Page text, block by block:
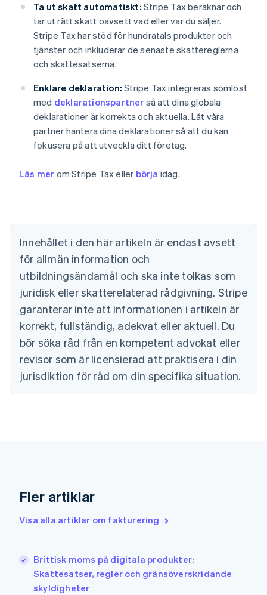
Ta ut skatt automatiskt: Stripe Tax beräknar och
tar ut rätt skatt oavsett vad eller var du säljer.
Stripe Tax har stöd för hundratals produkter och
tjänster och inkluderar de senaste skattereglerna
och skattesatserna.
Enklare deklaration: Stripe Tax integreras sömlöst
med deklarationspartner så att dina globala
deklarationer är korrekta och aktuella. Låt våra
partner hantera dina deklarationer så att du kan
fokusera på att utveckla ditt företag.
Läs mer om Stripe Tax eller börja idag.
Innehållet i den här artikeln är endast avsett
för allmän information och
utbildningsändamål och ska inte tolkas som
juridisk eller skatterelaterad rådgivning. Stripe
garanterar inte att informationen i artikeln är
korrekt, fullständig, adekvat eller aktuell. Du
bör söka råd från en kompetent advokat eller
revisor som är licensierad att praktisera i din
jurisdiktion för råd om din specifika situation.
Fler artiklar
Visa alla artiklar om fakturering
Brittisk moms på digitala produkter:
Skattesatser, regler och gränsöverskridande
skyldigheter
Nederlands Français Deutsch English
Brasilien
Português English
Bulgarien
English
English
Danmark
English
Estland
English
Fastlandskina
Finland
Grekland
Hongkong SAR, Kina
English
Irland